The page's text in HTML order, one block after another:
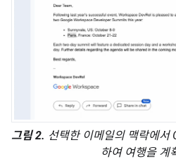
그림 2. 선택한 이메일의 맥락에서
하여 여행을 계